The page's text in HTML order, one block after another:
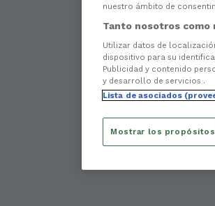
nuestro ámbito de
Tanto nosotros como
Utilizar datos de
dispositivo para su
Publicidad y contenido
y desarrollo de servicios .
Lista de asociados
Mostrar los propósitos